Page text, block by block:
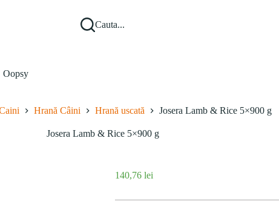
Cauta...
Oopsy
Hrană Câini Hrană uscată Josera Lamb & Rice 5×900 g
Josera Lamb & Rice 5×900 g
140,76 lei